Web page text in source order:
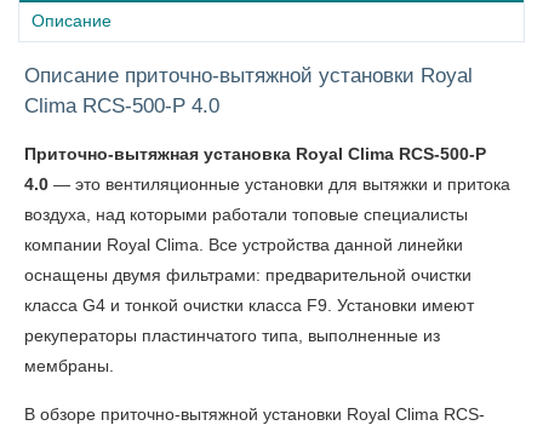
Описание
Описание приточно-вытяжной установки Royal
Clima RCS-500-P 4.0
Приточно-вытяжная установка Royal Clima RCS-500-P
4.0 — это вентиляционные установки для вытяжки и притока
воздуха, над которыми работали топовые специалисты
компании Royal Clima. Все устройства данной линейки
оснащены двумя фильтрами: предварительной очистки
класса G4 и тонкой очистки класса F9. Установки имеют
рекуператоры пластинчатого типа, выполненные из
мембраны.
В обзоре приточно-вытяжной установки Royal Clima RCS-